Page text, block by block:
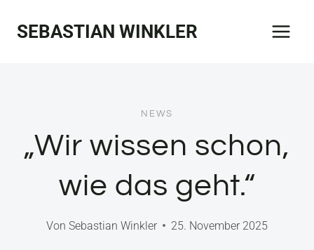
InhaltSEBASTIAN WINKLER
NEWS
„Wir wissen schon,
wie das geht.“
Von Sebastian Winkler 25. November 2025